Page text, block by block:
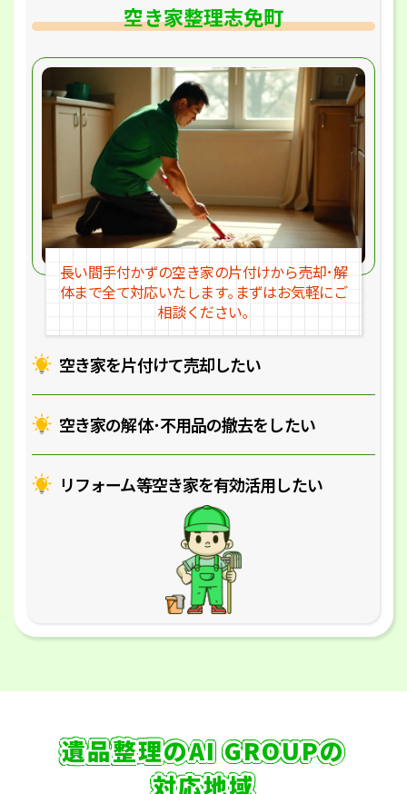
空き家整理志免町
空き家を片付けて売却したい
空き家の解体･不用品の撤去をしたい
リフォーム等空き家を有効活用したい
長い間手付かずの空き家の片付けから売却･解
体まで全て対応いたします｡ まずはお気軽にご
相談ください｡
遺品整理のAI GROUPの
対応地域